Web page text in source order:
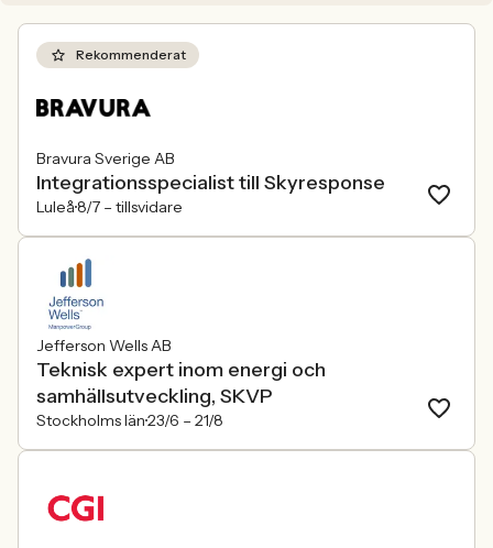
Rekommenderat
Bravura Sverige AB
Integrationsspecialist till Skyresponse
Luleå8/7 – tillsvidare
Jefferson Wells AB
Teknisk expert inom energi och
samhällsutveckling, SKVP
Stockholms län23/6 – 21/8